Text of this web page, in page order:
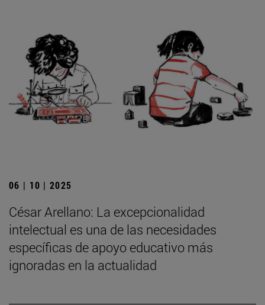
06 | 10 | 2025
César Arellano: La excepcionalidad
intelectual es una de las necesidades
específicas de apoyo educativo más
ignoradas en la actualidad